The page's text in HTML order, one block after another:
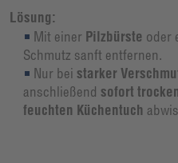
Lösung:
Mit einer Pilzbürste oder
Schmutz sanft entfernen.
Nur bei starker
anschließend sofort
feuchten Küchentuch